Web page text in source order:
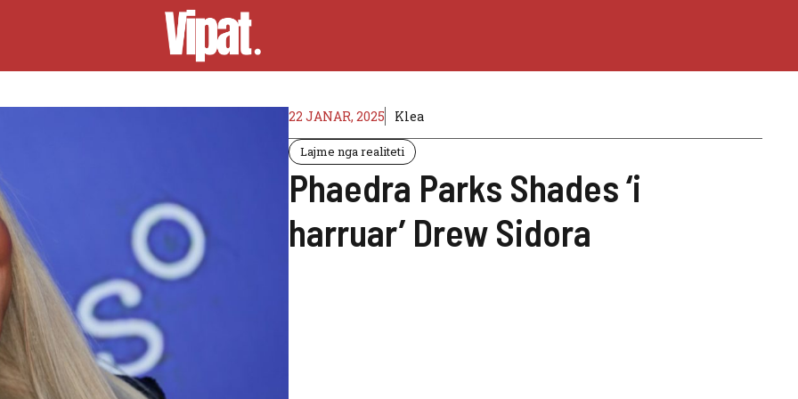
22 JANAR, 2025 Klea
Lajme nga realiteti
Phaedra Parks Shades ‘i
harruar’ Drew Sidora